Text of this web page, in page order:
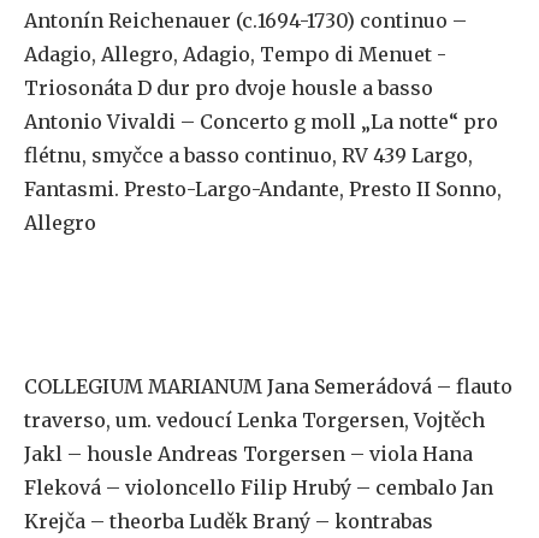
Antonín Reichenauer (c.1694-1730) continuo –
Adagio, Allegro, Adagio, Tempo di Menuet -
Triosonáta D dur pro dvoje housle a basso
Antonio Vivaldi – Concerto g moll „La notte“ pro
flétnu, smyčce a basso continuo, RV 439 Largo,
Fantasmi. Presto-Largo-Andante, Presto II Sonno,
Allegro
COLLEGIUM MARIANUM Jana Semerádová – flauto
traverso, um. vedoucí Lenka Torgersen, Vojtěch
Jakl – housle Andreas Torgersen – viola Hana
Fleková – violoncello Filip Hrubý – cembalo Jan
Krejča – theorba Luděk Braný – kontrabas